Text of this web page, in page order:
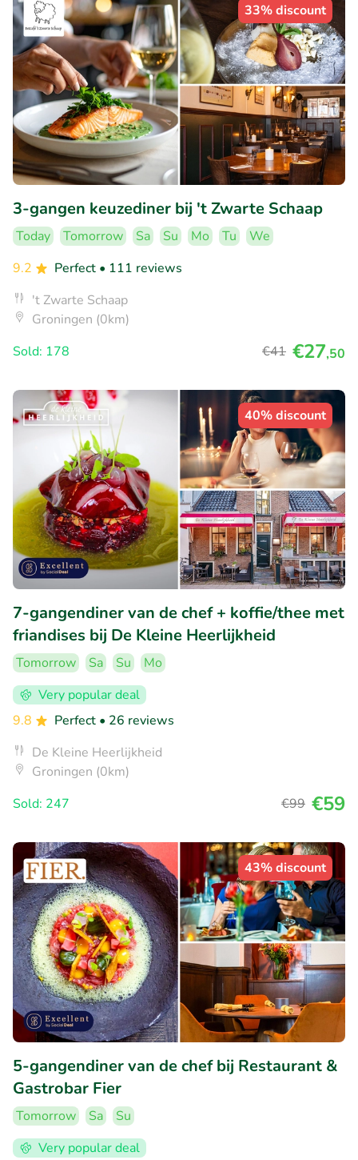
33% discount
3-gangen keuzediner bij 't Zwarte Schaap
Today Tomorrow Sa Su Mo Tu
We
9.2
Perfect • 111 reviews
't Zwarte Schaap
Groningen (0km)
Sold: 178
€41 €27,50
40% discount
7-gangendiner van de chef + koffie/thee met
friandises bij De Kleine Heerlijkheid
Tomorrow Sa Su
Mo
Very popular deal
9.8
Perfect • 26 reviews
De Kleine Heerlijkheid
Groningen (0km)
Sold: 247
€99 €59
43% discount
5-gangendiner van de chef bij Restaurant &
Gastrobar Fier
Tomorrow Sa
Su
Very popular deal